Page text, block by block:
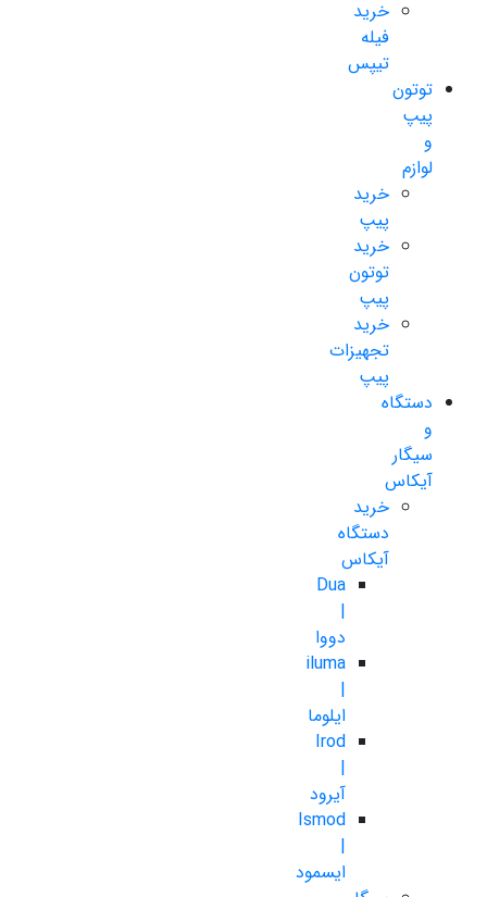
خرید
فیله
تیپس
توتون
پیپ
و
لوازم
خرید
پیپ
خرید
توتون
پیپ
خرید
تجهیزات
پیپ
دستگاه
و
سیگار
آیکاس
خرید
دستگاه
آیکاس
Dua
|
دووا
iluma
|
ایلوما
Irod
|
آیرود
Ismod
|
ایسمود